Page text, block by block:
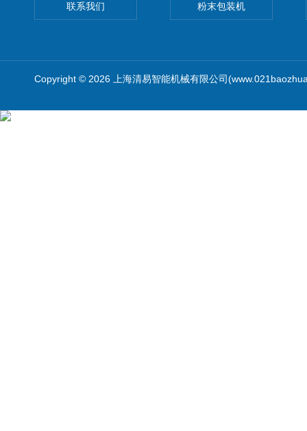
联系我们 粉末包装机
Copyright © 2026 上海清易智能机械有限公司